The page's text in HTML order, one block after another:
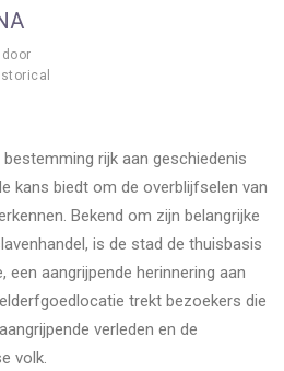
rijk aan geschiedenis
kans biedt om de overblijfselen van
Bekend om zijn belangrijke
is de stad de thuisbasis
een aangrijpende herinnering aan
trekt bezoekers die
verleden en de
volk.